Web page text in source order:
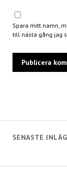
SENASTE
Spara mitt namn,
till nästa gång jag